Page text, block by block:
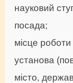
науковий
посада;
місце роботи
установа
місто,